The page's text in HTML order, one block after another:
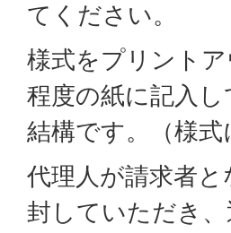
てください。
様式をプリント
程度の紙に記入
結構です。（様
代理人が請求者
封していただき